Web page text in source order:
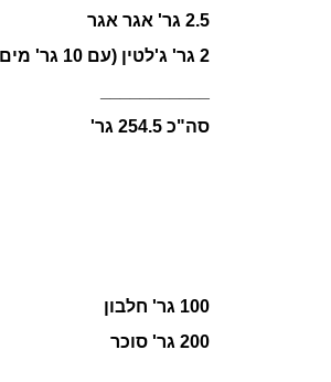
2.5 גר' אגר אגר
2 גר' ג'לטין (עם 10 גר' מים)
סה"כ 254.5 גר'
100 גר' חלבון
200 גר' סוכר